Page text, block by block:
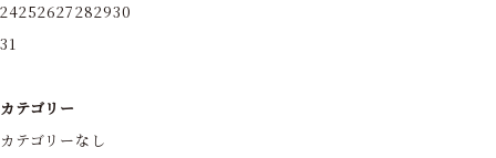
24252627282930
31
カテゴリー
カテゴリーなし